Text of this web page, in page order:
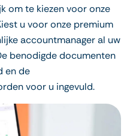
om te kiezen voor onze
u voor onze premium
accountmanager al uw
benodigde documenten
en de
voor u ingevuld.